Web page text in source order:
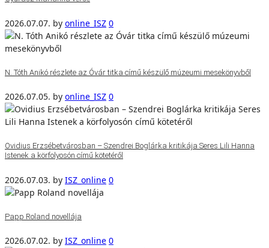
2026.07.07. by online_ISZ 0
N. Tóth Anikó részlete az Óvár titka című készülő múzeumi mesekönyvből
2026.07.05. by online_ISZ 0
Ovidius Erzsébetvárosban – Szendrei Boglárka kritikája Seres Lili Hanna
Istenek a körfolyosón című kötetéről
2026.07.03. by ISZ_online 0
Papp Roland novellája
2026.07.02. by ISZ_online 0